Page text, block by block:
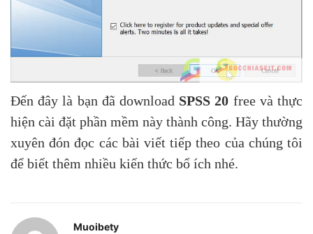
Đến đây là bạn đã download SPSS 20 free và thực
hiện cài đặt phần mềm này thành công. Hãy thường
xuyên đón đọc các bài viết tiếp theo của chúng tôi
để biết thêm nhiều kiến thức bổ ích nhé.
Muoibety